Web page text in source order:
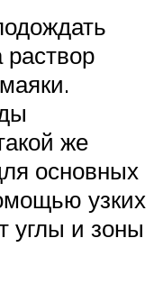
раствор
же
основных
узких
углы и зоны